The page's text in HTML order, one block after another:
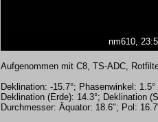
nm610,
Aufgenommen mit C8, TS-ADC,
Deklination: -15.7°; Phasenwinkel: 1.5°
Deklination (Erde): 14.3°; Deklination
Durchmesser: Äquator: 18.6"; Pol: